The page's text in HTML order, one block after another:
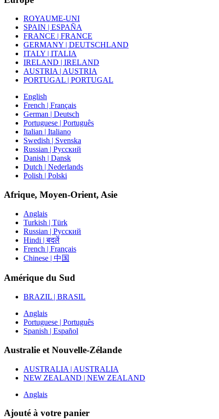
ROYAUME-UNI
SPAIN | ESPAÑA
FRANCE | FRANCE
GERMANY | DEUTSCHLAND
ITALY | ITALIA
IRELAND | IRELAND
AUSTRIA | AUSTRIA
PORTUGAL | PORTUGAL
English
French | Français
German | Deutsch
Portuguese | Português
Italian | Italiano
Swedish | Svenska
Russian | Русский
Danish | Dansk
Dutch | Nederlands
Polish | Polski
Afrique, Moyen-Orient, Asie
Anglais
Turkish | Türk
Russian | Русский
Hindi | बदलें
French | Français
Chinese | 中国
Amérique du Sud
BRAZIL | BRASIL
Anglais
Portuguese | Português
Spanish | Español
Australie et Nouvelle-Zélande
AUSTRALIA | AUSTRALIA
NEW ZEALAND | NEW ZEALAND
Anglais
Ajouté à votre panier